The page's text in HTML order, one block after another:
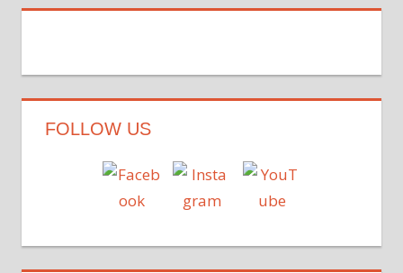
FOLLOW US